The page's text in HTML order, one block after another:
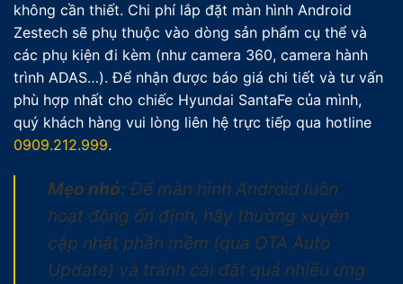
không cần thiết. Chi phí lắp đặt màn hình Android
Zestech sẽ phụ thuộc vào dòng sản phẩm cụ thể và
các phụ kiện đi kèm (như camera 360, camera hành
trình ADAS…). Để nhận được báo giá chi tiết và tư vấn
phù hợp nhất cho chiếc Hyundai SantaFe của mình,
quý khách hàng vui lòng liên hệ trực tiếp qua hotline
0909.212.999.
Mẹo nhỏ: Để màn hình Android luôn
hoạt động ổn định, hãy thường xuyên
cập nhật phần mềm (qua OTA Auto
Update) và tránh cài đặt quá nhiều ứng